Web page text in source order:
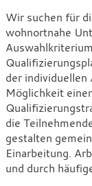
Wir suchen für
wohnortnahe
der individuellen
Möglichkeit
die
gestalten
Einarbeitung.
und durch